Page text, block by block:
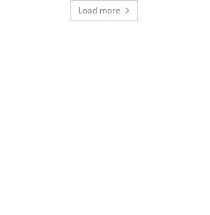
Load more